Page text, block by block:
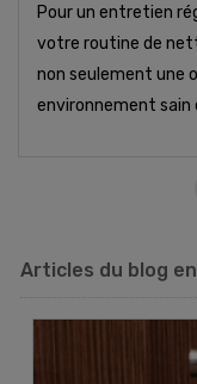
Pour un entretien
votre routine de
non seulement une
environnement
Articles du blog